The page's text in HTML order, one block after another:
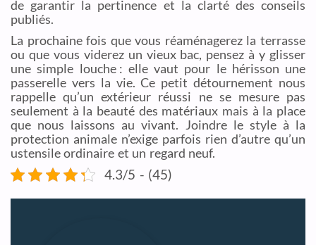
de garantir la pertinence et la clarté des conseils
publiés.
La prochaine fois que vous réaménagerez la terrasse
ou que vous viderez un vieux bac, pensez à y glisser
une simple louche : elle vaut pour le hérisson une
passerelle vers la vie. Ce petit détournement nous
rappelle qu’un extérieur réussi ne se mesure pas
seulement à la beauté des matériaux mais à la place
que nous laissons au vivant. Joindre le style à la
protection animale n’exige parfois rien d’autre qu’un
ustensile ordinaire et un regard neuf.
4.3/5 - (45)